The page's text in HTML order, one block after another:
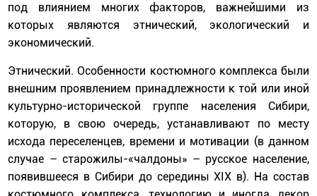
под влиянием многих факторов, важнейшими из
которых являются этнический, экологический и
экономический.
Этнический. Особенности костюмного комплекса были
внешним проявлением принадлежности к той или иной
культурно-исторической группе населения Сибири,
которую, в свою очередь, устанавливают по месту
исхода переселенцев, времени и мотивации (в данном
случае – старожилы-«чалдоны» – русское население,
появившееся в Сибири до середины XIX в). На состав